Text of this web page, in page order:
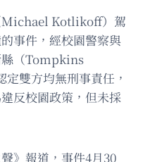
Michael Kotlikoff）駕
事件，經校園警察與
縣（Tompkins
雙方均無刑事責任，
反校園政策，但未採
》報道，事件4月30